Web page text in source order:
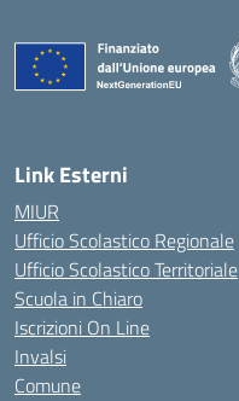
Link Esterni
MIUR
Ufficio Scolastico Regionale
Ufficio Scolastico Territoriale
Scuola in Chiaro
Iscrizioni On Line
Invalsi
Comune